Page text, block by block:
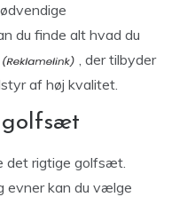
du finde alt hvad du
, der tilbyder
af høj kvalitet.
det rigtige golfsæt.
evner kan du vælge